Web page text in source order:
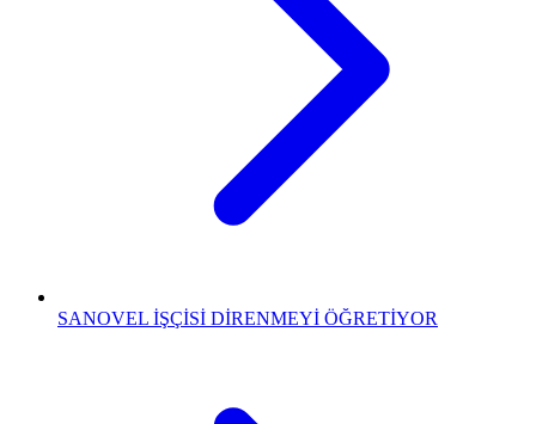
SANOVEL İŞÇİSİ DİRENMEYİ ÖĞRETİYOR